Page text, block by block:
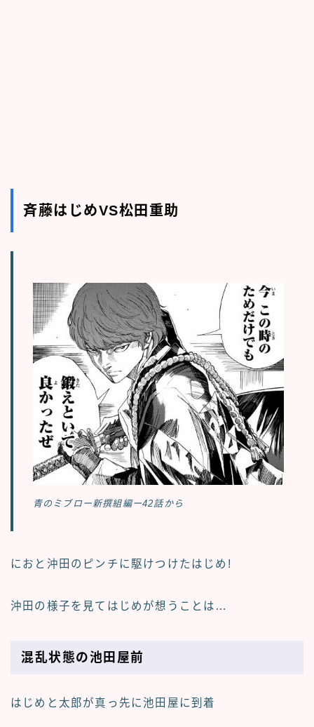
斉藤はじめVS松田重助
青のミブロー新撰組編ー42話から
におと沖田のピンチに駆けつけたはじめ!
沖田の様子を見てはじめが想うことは…
混乱状態の池田屋前
はじめと太郎が真っ先に池田屋に到着